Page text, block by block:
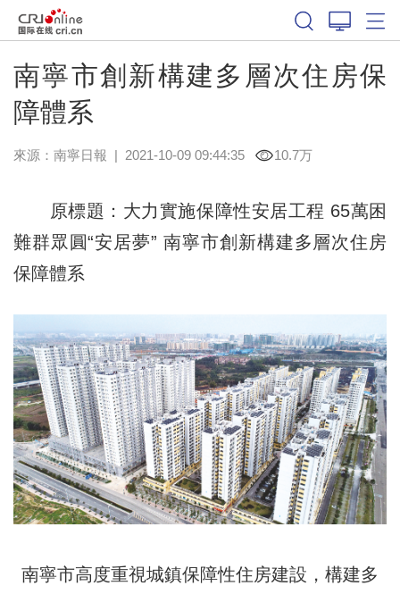
南寧市創新構建多層次住房保
障體系
來源： 南寧日報 | 2021-10-09 09:44:35 10.7万
原標題：大力實施保障性安居工程 65萬困
難群眾圓“安居夢” 南寧市創新構建多層次住房
保障體系
南寧市高度重視城鎮保障性住房建設，構建多